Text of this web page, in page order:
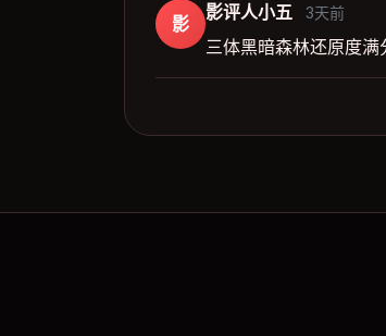
影
影评人小五 3天前
三体黑暗森林还原度满